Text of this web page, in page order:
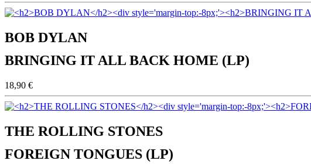
BOB DYLAN
BRINGING IT ALL BACK HOME (LP)
18,90 €
THE ROLLING STONES
FOREIGN TONGUES (LP)